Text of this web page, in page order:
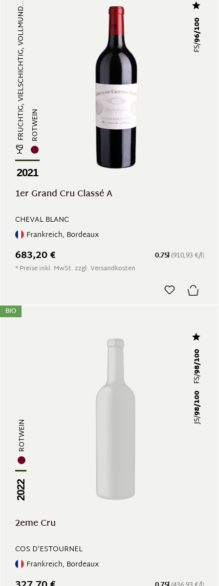
FRUCHTIG, VIELSCHICHTIG, VOLLMUND... ROTWEIN
2021
FS/
96/100
1er Grand Cru Classé A
CHEVAL BLANC
Frankreich, Bordeaux
0.75l (910,93 €/l)
683,20 €
* Preise inkl. MwSt. zzgl. Versandkosten
BIO
ROTWEIN
2022
JS/
98/100
FS/
98/100
2eme Cru
COS D'ESTOURNEL
Frankreich, Bordeaux